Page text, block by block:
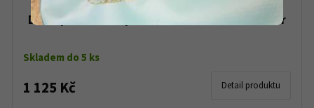
Držák prutů Scotty 289 R-5 Universal Rod Holder
Skladem do 5 ks
1 125 Kč Detail produktu